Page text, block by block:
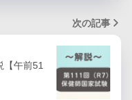
次の記事
【午前51